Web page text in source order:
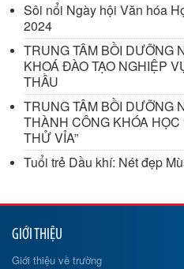
Sôi nổi Ngày hội Văn hóa
2024
TRUNG TÂM BỒI DƯỠNG
KHOÁ ĐÀO TẠO NGHIỆP
THẦU
TRUNG TÂM BỒI DƯỠNG
THÀNH CÔNG KHÓA
THỬ VỈA”
Tuổi trẻ Dầu khí: Nét đẹp
GIỚI THIỆU
Giới thiệu về trường